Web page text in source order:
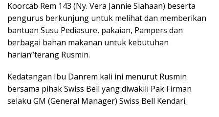
Koorcab Rem 143 (Ny. Vera Jannie Siahaan) beserta
pengurus berkunjung untuk melihat dan memberikan
bantuan Susu Pediasure, pakaian, Pampers dan
berbagai bahan makanan untuk kebutuhan
harian”terang Rusmin.
Kedatangan Ibu Danrem kali ini menurut Rusmin
bersama pihak Swiss Bell yang diwakili Pak Firman
selaku GM (General Manager) Swiss Bell Kendari.